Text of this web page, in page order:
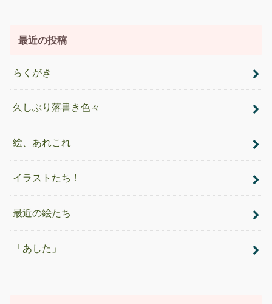
最近の投稿
らくがき
久しぶり落書き色々
絵、あれこれ
イラストたち！
最近の絵たち
「あした」